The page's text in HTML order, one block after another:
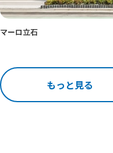
マーロ立石
もっと見る